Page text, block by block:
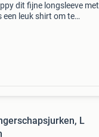
dit fijne longsleeve met
een leuk shirt om te
L